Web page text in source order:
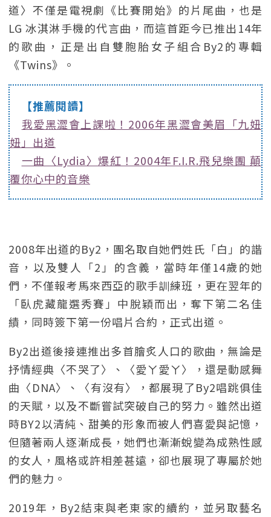
道〉不僅是電視劇《比賽開始》的片尾曲，也是
LG 冰淇淋手機的代言曲，而這首距今已推出14年
的歌曲，正是出自雙胞胎女子組合By2的專輯
《Twins》。
【推薦閱讀】
我愛黑澀會上課啦！2006年黑澀會美眉「九妞
妞」出道
一曲〈Lydia〉爆紅！2004年F.I.R.飛兒樂團 顛
覆你心中的音樂
2008年出道的By2，團名取自她們姓氏「白」的諧
音，以及雙人「2」的含義，當時年僅14歲的她
們，不僅報考馬來西亞的歌手訓練班，更在翌年的
「臥虎藏龍選秀賽」中脫穎而出，奪下第二名佳
績，同時簽下第一份唱片合約，正式出道。
By2出道後接連推出多首膾炙人口的歌曲，無論是
抒情經典〈不哭了〉、〈愛ㄚ愛ㄚ〉，還是動感舞
曲〈DNA〉、〈有沒有〉，都展現了By2唱跳俱佳
的天賦，以及不斷嘗試突破自己的努力。雖然出道
時BY2以清純、甜美的形象而被人們喜愛與記憶，
但隨著兩人逐漸成長，她們也漸漸蛻變為成熟性感
的女人，風格或許相差甚遠，卻也展現了專屬於她
們的魅力。
2019年，By2結束與老東家的續約，並另取藝名